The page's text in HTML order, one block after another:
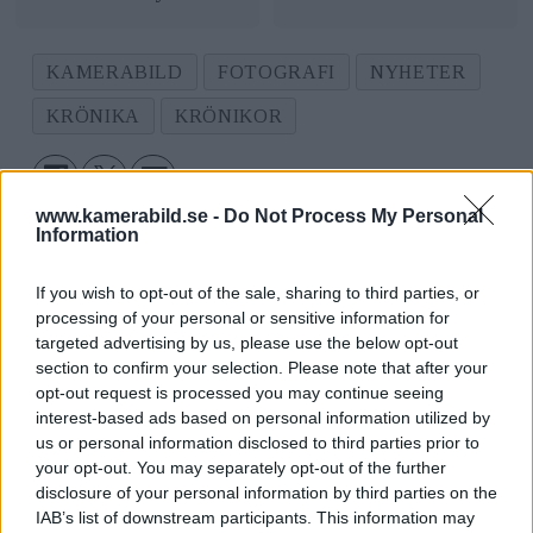
www.kamerabild.se - Do Not Process My Personal
Information
If you wish to opt-out of the sale, sharing to third parties, or
processing of your personal or sensitive information for
targeted advertising by us, please use the below opt-out
section to confirm your selection. Please note that after your
opt-out request is processed you may continue seeing
interest-based ads based on personal information utilized by
us or personal information disclosed to third parties prior to
your opt-out. You may separately opt-out of the further
disclosure of your personal information by third parties on the
IAB’s list of downstream participants. This information may
KAMERABILD FOTOGRAFI NYHETER
KRÖNIKA KRÖNIKOR